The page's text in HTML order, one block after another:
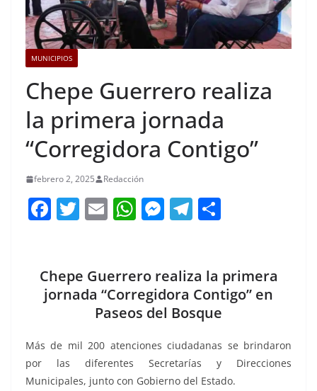
MUNICIPIOS
Chepe Guerrero realiza
la primera jornada
“Corregidora Contigo”
febrero 2, 2025 Redacción
F
e
b
o
k
T
er
E
l
W
s
A
p
p
M
e
n
g
er
T
gr
a
m
p
ar
tir
Chepe Guerrero realiza la primera
jornada “Corregidora Contigo” en
Paseos del Bosque
Más de mil 200 atenciones ciudadanas se brindaron
por las diferentes Secretarías y Direcciones
Municipales, junto con Gobierno del Estado.